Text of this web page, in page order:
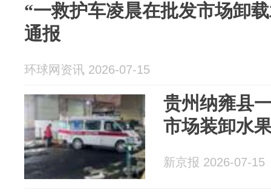
“一救护车凌晨在批发市场卸
通报
环球网资讯 2026-07-15
贵州纳雍县
市场装卸水
新京报 2026-07-15